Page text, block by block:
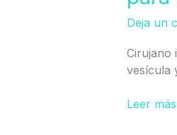
Deja un
Cirujano
vesícula
Calera
para
Cruz
Leer